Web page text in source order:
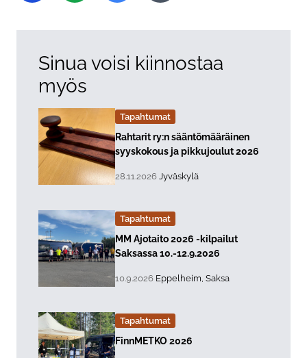
Sinua voisi kiinnostaa
myös
Tapahtumat
Lue lisää about event "
Rahtarit ry:n sääntömääräinen
syyskokous ja pikkujoulut 2026
, Tapahtuman päiväys:
28.11.2026 Sijainti:
Jyväskylä
Tapahtumat
Lue lisää about event "
MM Ajotaito 2026 -kilpailut
Saksassa 10.-12.9.2026
, Tapahtuman päiväys:
10.9.2026 Sijainti:
Eppelheim, Saksa
Tapahtumat
Lue lisää about event "
FinnMETKO 2026